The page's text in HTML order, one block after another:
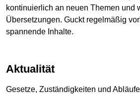
kontinuierlich an neuen Themen und
Übersetzungen. Guckt regelmäßig
spannende Inhalte.
Aktualität
Gesetze, Zuständigkeiten und